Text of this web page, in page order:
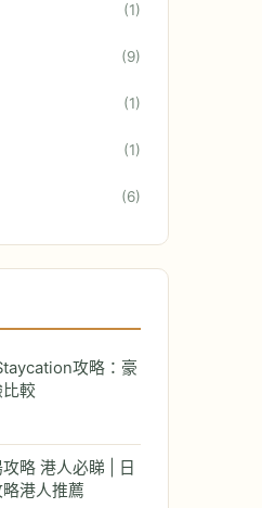
(1)
(9)
(1)
(1)
(6)
攻略：豪
較
略 港人必睇 | 日
港人推薦